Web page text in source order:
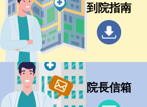
到院指南
院長信箱